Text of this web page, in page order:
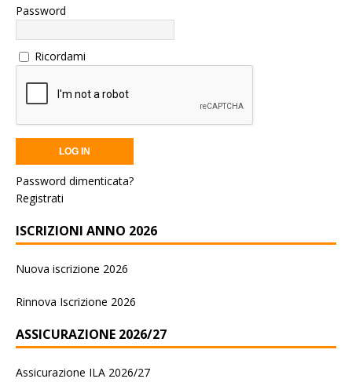
Password
Ricordami
Password dimenticata?
Registrati
ISCRIZIONI ANNO 2026
Nuova iscrizione 2026
Rinnova Iscrizione 2026
ASSICURAZIONE 2026/27
Assicurazione ILA 2026/27